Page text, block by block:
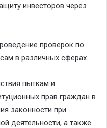
инвесторов через
проверок по
в различных сферах.
пыткам и
прав граждан в
законности при
деятельности, а также